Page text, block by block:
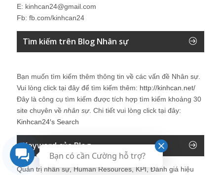
E: kinhcan24@gmail.com
Fb: fb.com/kinhcan24
Tìm kiếm trên Blog Nhân sự
Bạn muốn tìm kiếm thêm thông tin về các vấn đề Nhân sự.
Vui lòng click tại đây để tìm kiếm thêm: http://kinhcan.net/
Đây là công cụ tìm kiếm được tích hợp tìm kiếm khoảng 30
site chuyên về nhân sự. Chi tiết vui lòng click tại đây:
Kinhcan24′s Search
Keyword của Blog
Quản trị nhân sự, Human Resources, KPI, Đánh giá hiệu
Bạn có cần Cường hỗ trợ?